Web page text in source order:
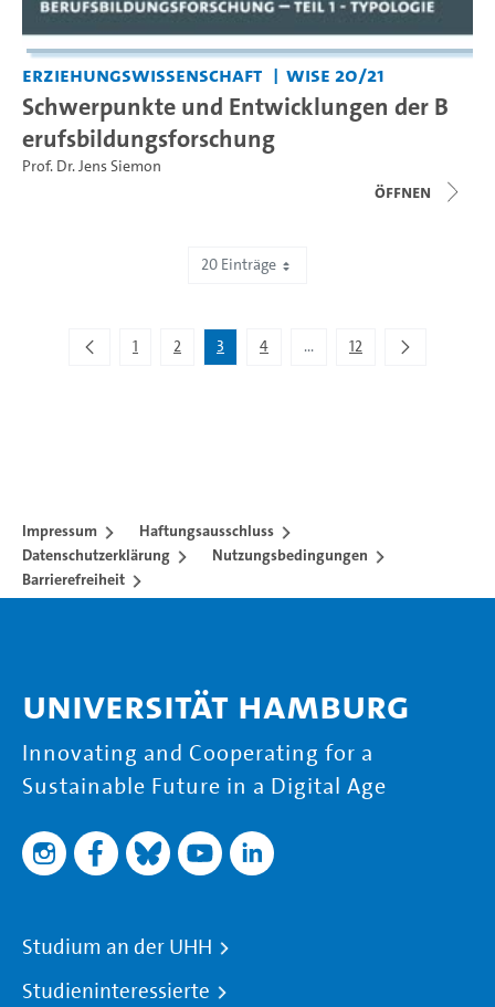
Erziehungswissenschaft WiSe 20/21
Schwerpunkte und Entwicklungen der B
erufsbildungsforschung
Prof. Dr. Jens Siemon
Öffnen
20 Einträge
1 2 3 4 ...Zwischenseiten Navigieren
12
Impressum
Haftungsausschluss
Datenschutzerklärung
Nutzungsbedingungen
Barrierefreiheit
Universität Hamburg
Innovating and Cooperating for a
Sustainable Future in a Digital Age
Studium an der UHH
Studieninteressierte